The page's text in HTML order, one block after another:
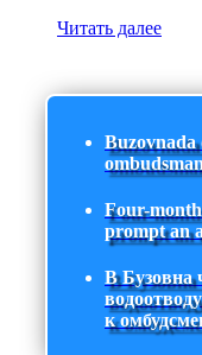
Читать далее
Buzovnada
Four-
prompt an
В Бузовна
к